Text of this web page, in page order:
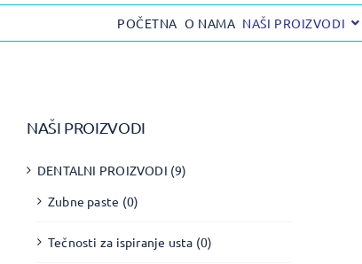
POČETNA O NAMA NAŠI PROIZVODI
NAŠI PROIZVODI
DENTALNI PROIZVODI (9)
Zubne paste (0)
Tečnosti za ispiranje usta (0)